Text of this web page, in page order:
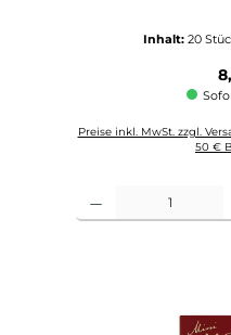
Inhalt: 20
Preise inkl. MwSt. zzgl.
50 €
Produkt Anzahl: Gib den